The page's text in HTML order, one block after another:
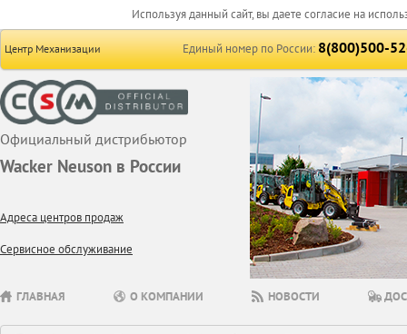
Используя данный сайт, вы даете согласие на
Центр Механизации Единый номер по России:8(800)500-
Официальный дистрибьютор
Wacker Neuson в России
Адреса центров продаж
Сервисное обслуживание
ГЛАВНАЯ О КОМПАНИИ НОВОСТИ